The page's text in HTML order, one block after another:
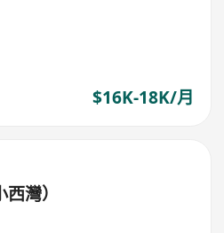
$16K-18K/月
灣）